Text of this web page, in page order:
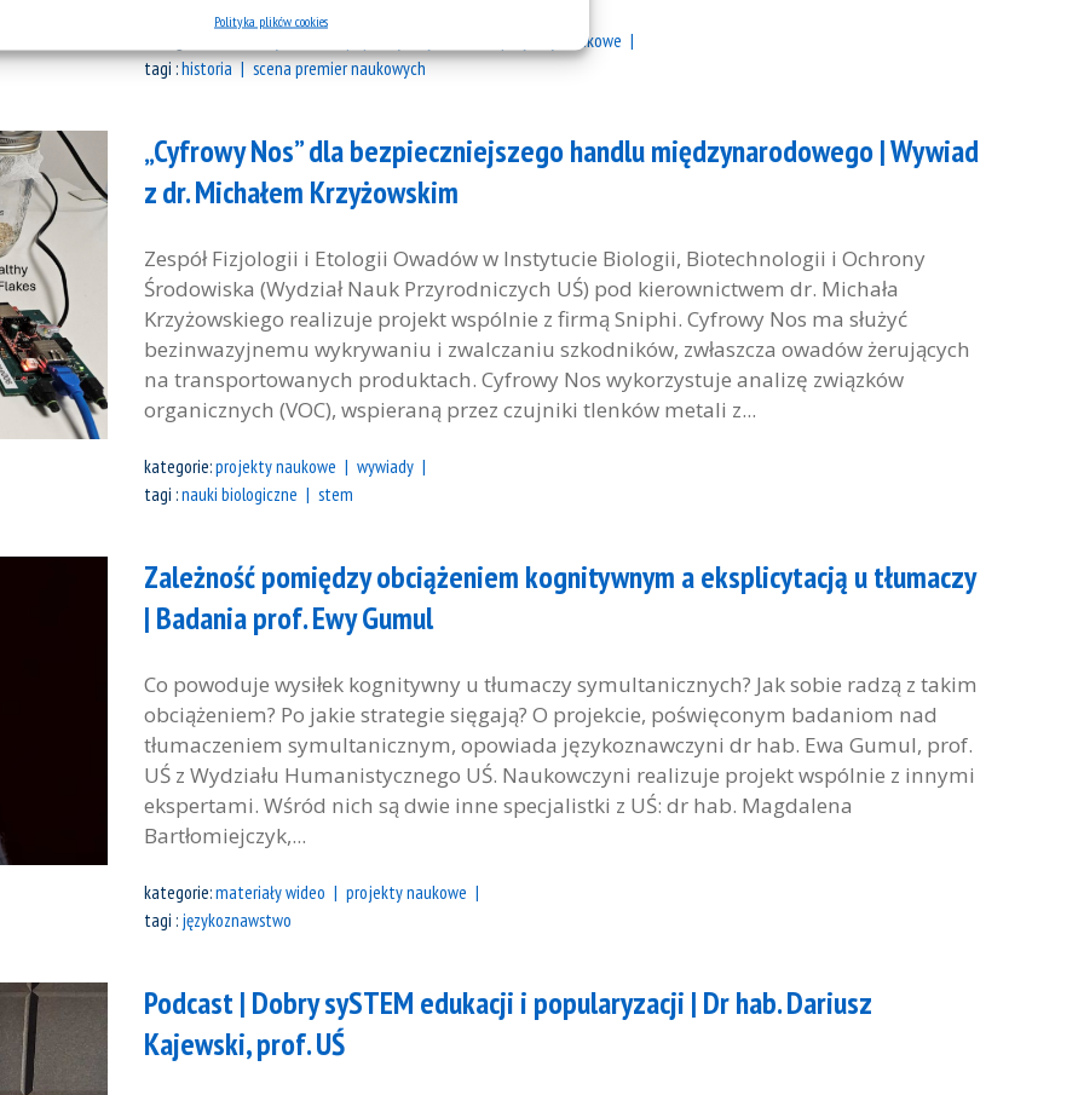
Polityka plików cookies
projekty naukowe
tagi :historia scena premier naukowych
„Cyfrowy Nos” dla bezpieczniejszego handlu międzynarodowego | Wywiad
z dr. Michałem Krzyżowskim
Zespół Fizjologii i Etologii Owadów w Instytucie Biologii, Biotechnologii i Ochrony
Środowiska (Wydział Nauk Przyrodniczych UŚ) pod kierownictwem dr. Michała
Krzyżowskiego realizuje projekt wspólnie z firmą Sniphi. Cyfrowy Nos ma służyć
bezinwazyjnemu wykrywaniu i zwalczaniu szkodników, zwłaszcza owadów żerujących
na transportowanych produktach. Cyfrowy Nos wykorzystuje analizę związków
organicznych (VOC), wspieraną przez czujniki tlenków metali z...
kategorie:projekty naukowe
wywiady
tagi :nauki biologiczne stem
Zależność pomiędzy obciążeniem kognitywnym a eksplicytacją u tłumaczy
| Badania prof. Ewy Gumul
Co powoduje wysiłek kognitywny u tłumaczy symultanicznych? Jak sobie radzą z takim
obciążeniem? Po jakie strategie sięgają? O projekcie, poświęconym badaniom nad
tłumaczeniem symultanicznym, opowiada językoznawczyni dr hab. Ewa Gumul, prof.
UŚ z Wydziału Humanistycznego UŚ. Naukowczyni realizuje projekt wspólnie z innymi
ekspertami. Wśród nich są dwie inne specjalistki z UŚ: dr hab. Magdalena
Bartłomiejczyk,...
kategorie:materiały wideo
projekty naukowe
tagi : językoznawstwo
Podcast | Dobry sySTEM edukacji i popularyzacji | Dr hab. Dariusz
Kajewski, prof. UŚ